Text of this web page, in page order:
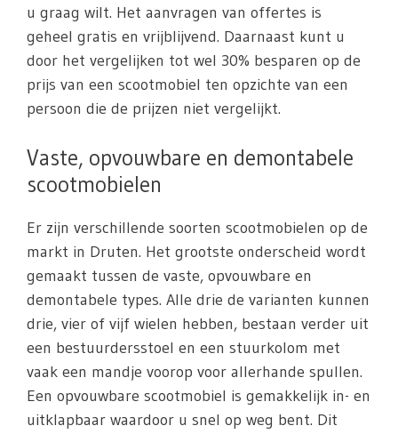
u graag wilt. Het aanvragen van offertes is
geheel gratis en vrijblijvend. Daarnaast kunt u
door het vergelijken tot wel 30% besparen op de
prijs van een scootmobiel ten opzichte van een
persoon die de prijzen niet vergelijkt.
Vaste, opvouwbare en demontabele
scootmobielen
Er zijn verschillende soorten scootmobielen op de
markt in Druten. Het grootste onderscheid wordt
gemaakt tussen de vaste, opvouwbare en
demontabele types. Alle drie de varianten kunnen
drie, vier of vijf wielen hebben, bestaan verder uit
een bestuurdersstoel en een stuurkolom met
vaak een mandje voorop voor allerhande spullen.
Een opvouwbare scootmobiel is gemakkelijk in- en
uitklapbaar waardoor u snel op weg bent. Dit